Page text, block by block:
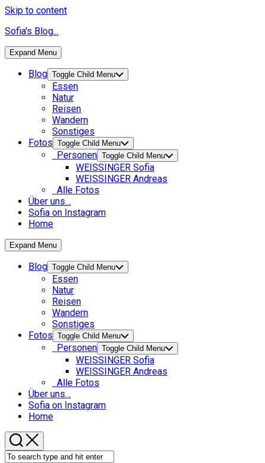
Skip to content
Sofia's Blog...
Expand Menu
Blog Toggle Child Menu
Essen
Natur
Reisen
Wandern
Sonstiges
Fotos Toggle Child Menu
Personen Toggle Child Menu
WEISSINGER Sofia
WEISSINGER Andreas
Alle Fotos
Über uns…
Sofia on Instagram
Home
Expand Menu
Blog Toggle Child Menu
Essen
Natur
Reisen
Wandern
Sonstiges
Fotos Toggle Child Menu
Personen Toggle Child Menu
WEISSINGER Sofia
WEISSINGER Andreas
Alle Fotos
Über uns…
Sofia on Instagram
Home